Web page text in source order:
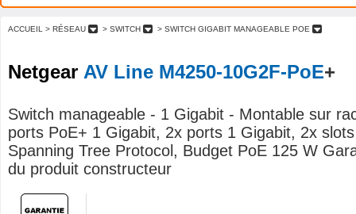
ACCUEIL > RÉSEAU > SWITCH > SWITCH GIGABIT MANAGEABLE POE
Netgear AV Line M4250-10G2F-PoE+
Switch manageable - 1 Gigabit - Montable sur
ports PoE+ 1 Gigabit, 2x ports 1 Gigabit, 2x slots
Spanning Tree Protocol, Budget PoE 125 W
du produit constructeur